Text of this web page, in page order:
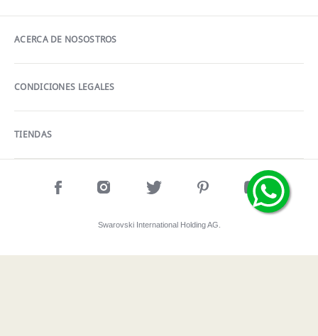
ACERCA DE NOSOSTROS
CONDICIONES LEGALES
TIENDAS
Swarovski International Holding AG.